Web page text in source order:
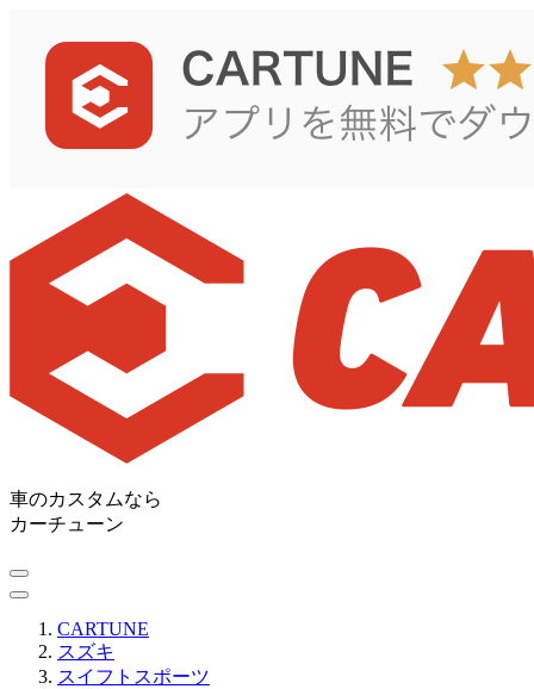
車のカスタムなら
カーチューン
CARTUNE
スズキ
スイフトスポーツ